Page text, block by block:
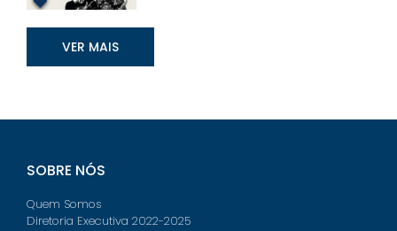
VER MAIS
SOBRE NÓS
Quem Somos
Diretoria Executiva 2022-2025